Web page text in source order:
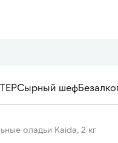
Сырный шеф
оладьи Kaida, 2 кг